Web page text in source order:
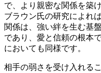
で、より親密な関係を築
ブラウン氏の研究によれ
関係は、強い絆を生む基
であり、愛と信頼の根本
においても同様です。
相手の弱さを受け入れる